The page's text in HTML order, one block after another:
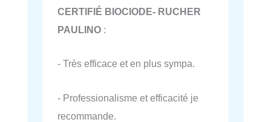
CERTIFIÉ BIOCIODE- RUCHER
PAULINO :
- Très efficace et en plus sympa.
- Professionalisme et efficacité je
recommande.